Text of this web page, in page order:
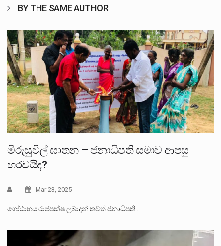
BY THE SAME AUTHOR
මිරුසුවිල් ඝාතන – ජනාධිපති සමාව ආපසු
හරවයිද?
Mar 23, 2025
ගෝඨාභය රාජපක්ෂ ලබාදුන් තවත් ජනාධිපති…